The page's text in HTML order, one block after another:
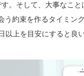
。そして、大事なこと
う約束を作るタイミン
以上を目安にすると良